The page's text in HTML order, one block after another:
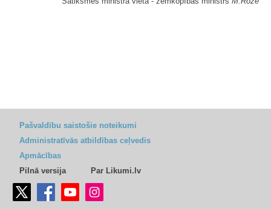
Pašvaldību saistošie noteikumi
Administratīvās atbildības ceļvedis
Apmācības
Pilnā versija
Par Likumi.lv